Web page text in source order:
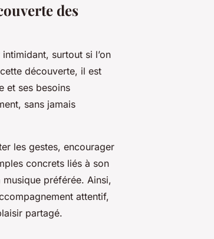
des
surtout si l’on
découverte, il est
et ses besoins
sans jamais
les gestes, encourager
concrets liés à son
préférée. Ainsi,
attentif,
partagé.